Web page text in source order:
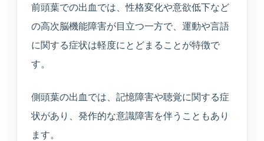
通所リハビリテーション
医療連携型の個別リハビリ
コラム
コラム
前頭葉での出血では、性格変化や意欲低下など
の高次脳機能障害が目立つ一方で、運動や言語
に関する症状は軽度にとどまることが特徴で
す。
側頭葉の出血では、記憶障害や聴覚に関する症
状があり、発作的な意識障害を伴うこともあり
ます。